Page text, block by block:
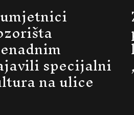
specijalni
na ulice